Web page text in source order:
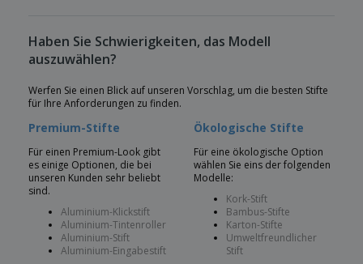
Haben Sie Schwierigkeiten, das Modell
auszuwählen?
Werfen Sie einen Blick auf unseren Vorschlag, um die besten Stifte
für Ihre Anforderungen zu finden.
Premium-Stifte
Für einen Premium-Look gibt
es einige Optionen, die bei
unseren Kunden sehr beliebt
sind.
Aluminium-Klickstift
Aluminium-Tintenroller
Aluminium-Stift
Aluminium-Eingabestift
Ökologische Stifte
Für eine ökologische Option
wählen Sie eins der folgenden
Modelle:
Kork-Stift
Bambus-Stifte
Karton-Stifte
Umweltfreundlicher
Stift